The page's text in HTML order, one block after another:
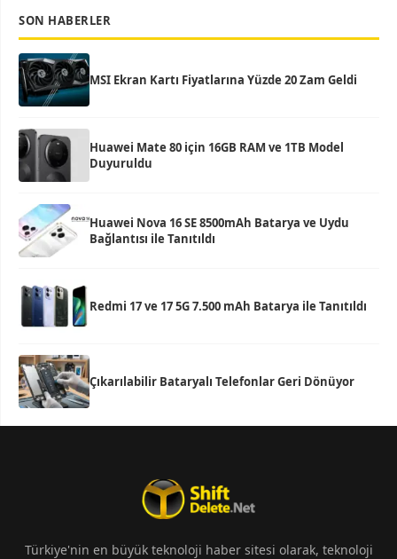
SON HABERLER
MSI Ekran Kartı Fiyatlarına Yüzde 20 Zam Geldi
Huawei Mate 80 için 16GB RAM ve 1TB Model
Duyuruldu
Huawei Nova 16 SE 8500mAh Batarya ve Uydu
Bağlantısı ile Tanıtıldı
Redmi 17 ve 17 5G 7.500 mAh Batarya ile Tanıtıldı
Çıkarılabilir Bataryalı Telefonlar Geri Dönüyor
Türkiye'nin en büyük teknoloji haber sitesi olarak, teknoloji